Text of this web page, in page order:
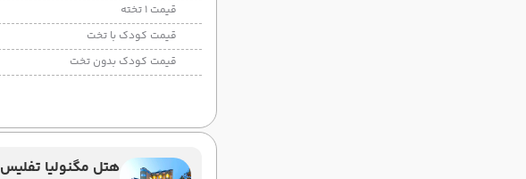
قیمت 1 تخته
قیمت کودک با تخت
قیمت کودک بدون تخت
هتل مگنولیا تفلیس